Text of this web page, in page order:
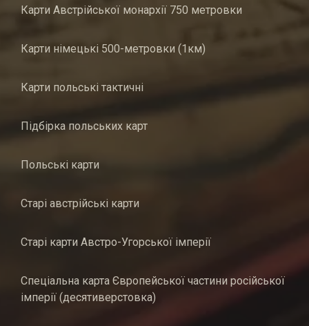
Карти Австрійської монархії 750 метровки
Карти німецькі 500-метровки (1км)
Карти польські тактичні
Підбірка польських карт
Польські карти
Старі австрійські карти
Старі карти Австро-Угорської імперії
Спеціальна карта Європейської частини російської
імперії (десятиверстовка)